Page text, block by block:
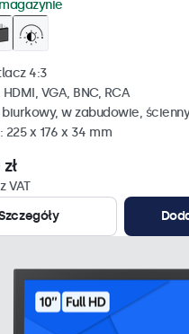
4:3
VGA, BNC, RCA
w zabudowie, ścienny
225 x 176 x 34 mm
VAT